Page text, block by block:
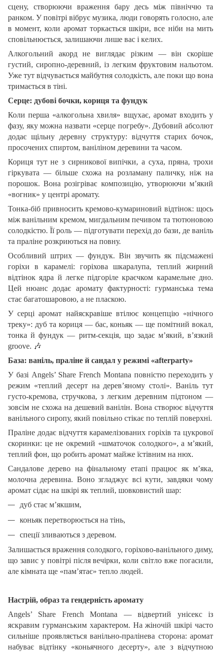
сцену, створюючи враження бару десь між північчю та
ранком. У повітрі вібрує музика, люди говорять голосно, але
в момент, коли аромат торкається шкіри, все ніби на мить
сповільнюється, залишаючи лише вас і келих.
Алкогольний акорд не виглядає різким — він скоріше
густий, сиропно-деревний, із легким фруктовим нальотом.
Уже тут відчувається майбутня солодкість, але поки що вона
тримається в тіні.
Серце: дубові бочки, кориця та фундук
Коли перша «алкогольна хвиля» вщухає, аромат входить у
фазу, яку можна назвати «серце погребу». Дубовий абсолют
додає щільну деревну структуру: відчуття старих бочок,
просочених спиртом, ваніліном деревини та часом.
Кориця тут не з сирникової випічки, а суха, пряна, трохи
гіркувата — більше схожа на розламану паличку, ніж на
порошок. Вона розігріває композицію, утворюючи м’який
«вогник» у центрі аромату.
Тонка-біб привносить кремово-кумариновий відтінок: щось
між ванільним кремом, мигдальним печивом та тютюновою
солодкістю. Її роль — підготувати перехід до бази, де ваніль
та праліне розкриються на повну.
Особливий штрих — фундук. Він звучить як підсмажені
горіхи в карамелі: горіхова шкаралупа, теплий жирний
відтінок ядра й легке підгоріле краєчком карамельне дно.
Цей нюанс додає аромату фактурності: гурманська тема
стає багатошаровою, а не пласкою.
У серці аромат найяскравіше втілює концепцію «нічного
треку»: дуб та кориця — бас, коньяк — ще помітний вокал,
тонка й фундук — ритм-секція, що задає м’який, в’язкий
groove. 🎶
База: ваніль, праліне й сандал у режимі «afterparty»
У базі Angels’ Share French Montana повністю переходить у
режим «теплий десерт на дерев’яному столі». Ваніль тут
густо-кремова, стручкова, з легким деревним підтоном —
зовсім не схожа на дешевий ванілін. Вона створює відчуття
ванільного сиропу, який повільно стікає по теплій поверхні.
Праліне додає відчуття карамелізованих горіхів та цукрової
скоринки: це не окремий «шматочок солодкого», а м’який,
теплий фон, що робить аромат майже їстівним на нюх.
Сандалове дерево на фінальному етапі працює як м’яка,
молочна деревина. Воно згладжує всі кути, завдяки чому
аромат сідає на шкірі як теплий, шовковистий шар:
дуб стає м’якшим,
коньяк перетворюється на тінь,
спеції зливаються з деревом.
Залишається враження солодкого, горіхово-ванільного диму,
що завис у повітрі після вечірки, коли світло вже погасили,
але кімната ще «пам’ятає» тепло людей.
Настрій, образ та гендерність аромату
Angels’ Share French Montana — відвертий унісекс із
яскравим гурманським характером. На жіночій шкірі часто
сильніше проявляється ванільно-пралінева сторона: аромат
набуває відтінку «коньячного десерту», але з відчутною